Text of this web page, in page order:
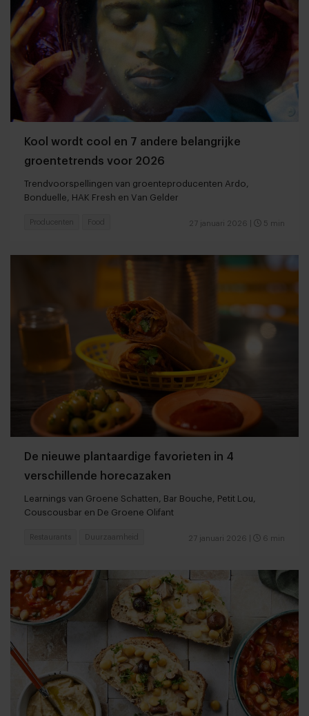
Kool wordt cool en 7 andere belangrijke
groentetrends voor 2026
Trendvoorspellingen van groenteproducenten Ardo,
Bonduelle, HAK Fresh en Van Gelder
27 januari 2026 5 min
Producenten Food
De nieuwe plantaardige favorieten in 4
verschillende horecazaken
Learnings van Groene Schatten, Bar Bouche, Petit Lou,
Couscousbar en De Groene Olifant
27 januari 2026 6 min
Restaurants Duurzaamheid